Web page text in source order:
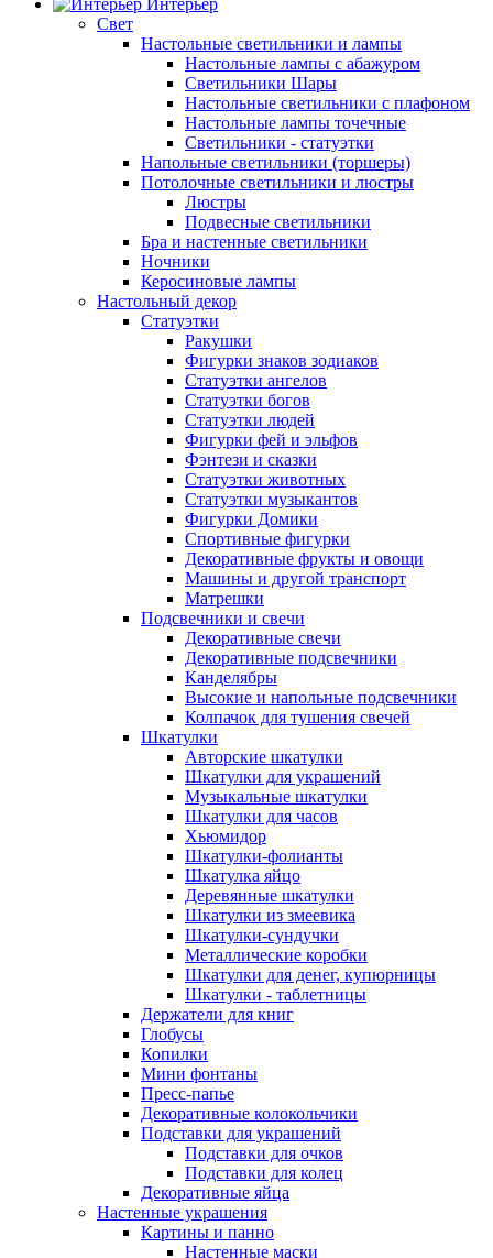
Интерьер
Свет
Настольные светильники и лампы
Настольные лампы с абажуром
Светильники Шары
Настольные светильники с плафоном
Настольные лампы точечные
Светильники - статуэтки
Напольные светильники (торшеры)
Потолочные светильники и люстры
Люстры
Подвесные светильники
Бра и настенные светильники
Ночники
Керосиновые лампы
Настольный декор
Статуэтки
Ракушки
Фигурки знаков зодиаков
Статуэтки ангелов
Статуэтки богов
Статуэтки людей
Фигурки фей и эльфов
Фэнтези и сказки
Статуэтки животных
Статуэтки музыкантов
Фигурки Домики
Спортивные фигурки
Декоративные фрукты и овощи
Машины и другой транспорт
Матрешки
Подсвечники и свечи
Декоративные свечи
Декоративные подсвечники
Канделябры
Высокие и напольные подсвечники
Колпачок для тушения свечей
Шкатулки
Авторские шкатулки
Шкатулки для украшений
Музыкальные шкатулки
Шкатулки для часов
Хьюмидор
Шкатулки-фолианты
Шкатулка яйцо
Деревянные шкатулки
Шкатулки из змеевика
Шкатулки-сундучки
Металлические коробки
Шкатулки для денег, купюрницы
Шкатулки - таблетницы
Держатели для книг
Глобусы
Копилки
Мини фонтаны
Пресс-папье
Декоративные колокольчики
Подставки для украшений
Подставки для очков
Подставки для колец
Декоративные яйца
Настенные украшения
Картины и панно
Настенные маски